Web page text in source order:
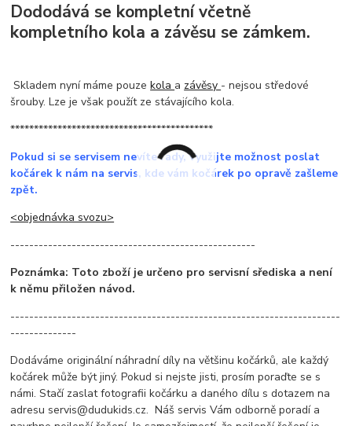
Dododává se kompletní včetně
kompletního kola a závěsu se zámkem.
Skladem nyní máme pouzekola a závěsy - nejsou středové
šrouby. Lze je však použít ze stávajícího kola.
*******************************************
Pokud si se servisem nevíte rady, využijte možnost poslat
kočárek k nám na servis, kde vám kočárek po opravě zašleme
zpět.
<objednávka svozu>
----------------------------------------------------
Poznámka: Toto zboží je určeno pro servisní sřediska a není
k němu přiložen návod.
----------------------------------------------------------------------
--------------
Dodáváme originální náhradní díly na většinu kočárků, ale každý
kočárek může být jiný. Pokud si nejste jisti, prosím poraďte se s
námi. Stačí zaslat fotografii kočárku a daného dílu s dotazem na
adresu servis@dudukids.cz. Náš servis Vám odborně poradí a